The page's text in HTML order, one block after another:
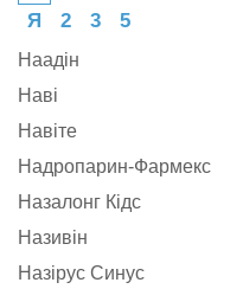
Я
2 3 5
Наадін
Наві
Навіте
Надропарин-Фармекс
Назалонг Кідс
Називін
Назірус Синус